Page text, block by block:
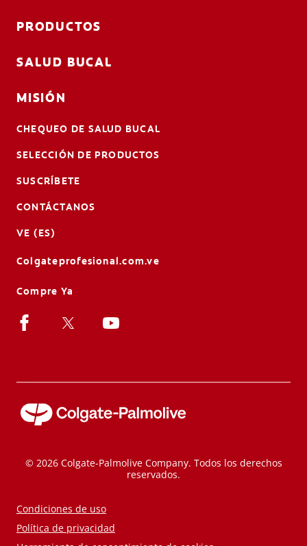
PRODUCTOS
SALUD BUCAL
MISIÓN
CHEQUEO DE SALUD BUCAL
SELECCIÓN DE PRODUCTOS
SUSCRÍBETE
CONTÁCTANOS
VE (ES)
Colgateprofesional.com.ve
Compre Ya
© 2026 Colgate-Palmolive Company. Todos los derechos
reservados.
Condiciones de uso
Política de privacidad